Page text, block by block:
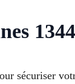
sécuriser